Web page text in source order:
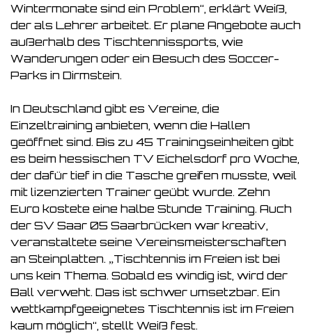
Wintermonate sind ein Problem“, erklärt Weiß,
der als Lehrer arbeitet. Er plane Angebote auch
außerhalb des Tischtennissports, wie
Wanderungen oder ein Besuch des Soccer-
Parks in Dirmstein.
In Deutschland gibt es Vereine, die
Einzeltraining anbieten, wenn die Hallen
geöffnet sind. Bis zu 45 Trainingseinheiten gibt
es beim hessischen TV Eichelsdorf pro Woche,
der dafür tief in die Tasche greifen musste, weil
mit lizenzierten Trainer geübt wurde. Zehn
Euro kostete eine halbe Stunde Training. Auch
der SV Saar 05 Saarbrücken war kreativ,
veranstaltete seine Vereinsmeisterschaften
an Steinplatten. „Tischtennis im Freien ist bei
uns kein Thema. Sobald es windig ist, wird der
Ball verweht. Das ist schwer umsetzbar. Ein
wettkampfgeeignetes Tischtennis ist im Freien
kaum möglich“, stellt Weiß fest.